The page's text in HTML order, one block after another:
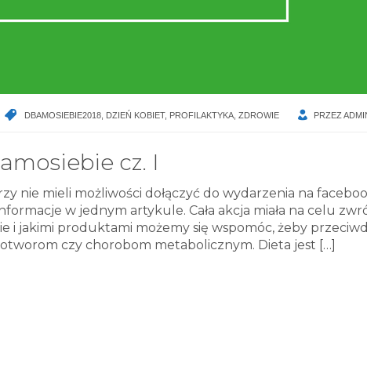
DBAMOSIEBIE2018 DZIEŃ KOBIET, PROFILAKTYKA ZDROWIE PRZEZ
cz. I
nie mieli możliwości dołączyć do wydarzenia na
w jednym artykule. Cała akcja miała na celu
i jakimi produktami możemy się wspomóc, żeby
czy chorobom metabolicznym. Dieta jest […]